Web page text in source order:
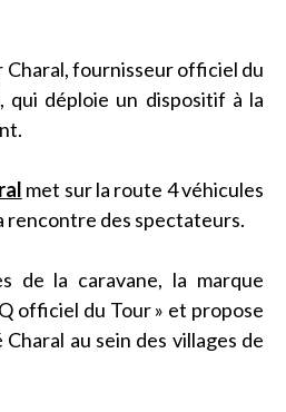
Charal, fournisseur officiel du
qui déploie un dispositif à la
met sur la route 4 véhicules
rencontre des spectateurs.
de la caravane, la marque
officiel du Tour » et propose
au sein des villages de